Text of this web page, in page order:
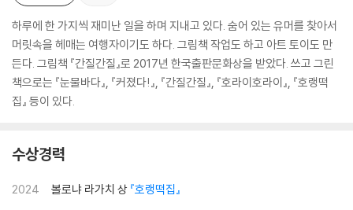
하루에 한 가지씩 재미난 일을 하며 지내고 있다. 숨어 있는 유머를 찾아서
머릿속을 헤매는 여행자이기도 하다. 그림책 작업도 하고 아트 토이도 만
든다. 그림책 『간질간질』로 2017년 한국출판문화상을 받았다. 쓰고 그린
책으로는 『눈물바다』, 『커졌다!』, 『간질간질』, 『호라이호라이』, 『호랭떡
집』 등이 있다.
수상경력
2024 볼로냐 라가치 상 『호랭떡집』